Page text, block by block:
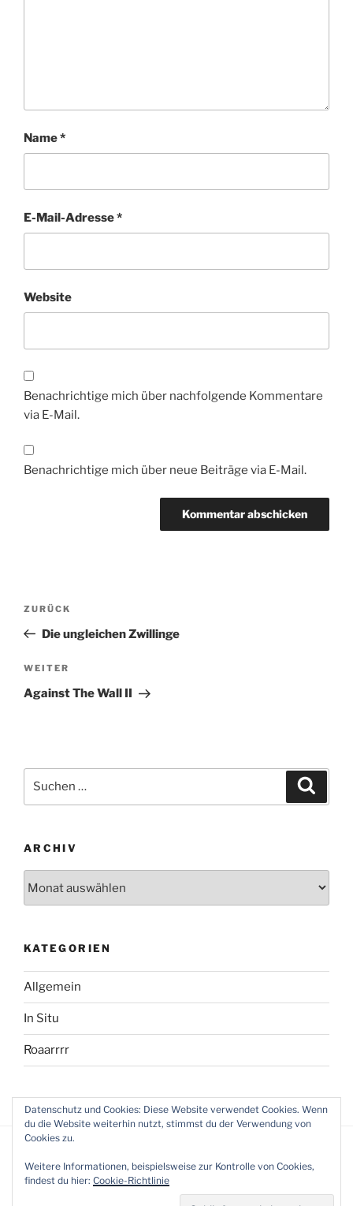
Name*
E-Mail-Adresse*
Website
Benachrichtige mich über nachfolgende Kommentare
via E-Mail.
Benachrichtige mich über neue Beiträge via E-Mail.
Beitragsnavigation
Vorheriger
Beitrag
ZURÜCK
Die ungleichen Zwillinge
Nächster
Beitrag
WEITER
Against The Wall II
nach:
ARCHIV
KATEGORIEN
Allgemein
In Situ
Roaarrrr
Datenschutz und Cookies: Diese Website verwendet Cookies. Wenn
du die Website weiterhin nutzt, stimmst du der Verwendung von
Cookies zu.
Weitere Informationen, beispielsweise zur Kontrolle von Cookies,
findest du hier: Cookie-Richtlinie